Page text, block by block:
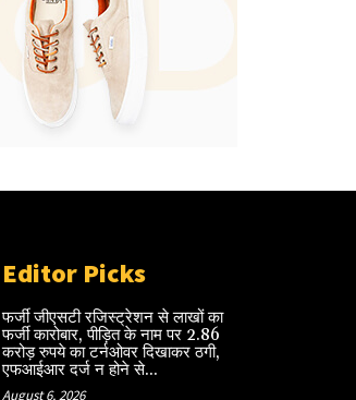
Editor Picks
फर्जी जीएसटी रजिस्ट्रेशन से लाखों का
फर्जी कारोबार, पीड़ित के नाम पर 2.86
करोड़ रुपये का टर्नओवर दिखाकर ठगी,
एफआईआर दर्ज न होने से...
August 6, 2026